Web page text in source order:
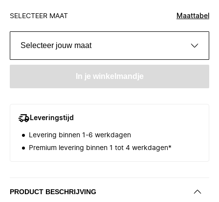
SELECTEER MAAT Maattabel
Selecteer jouw maat
In je winkelmandje
Leveringstijd
Levering binnen 1-6 werkdagen
Premium levering binnen 1 tot 4 werkdagen*
PRODUCT BESCHRIJVING